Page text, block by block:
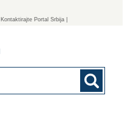
| Kontaktirajte Portal Srbija |